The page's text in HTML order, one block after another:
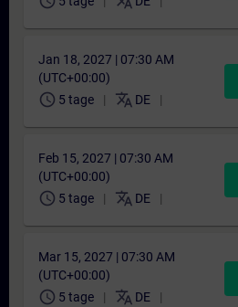
Jan 18, 2027 | 07:30 AM
(UTC+00:00)
schedule 5 tage translate DE
Feb 15, 2027 | 07:30 AM
(UTC+00:00)
schedule 5 tage translate DE
Mar 15, 2027 | 07:30 AM
(UTC+00:00)
schedule 5 tage translate DE